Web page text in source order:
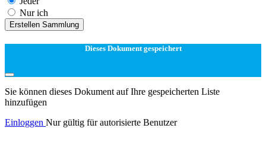
Nur ich
Erstellen Sammlung
Dieses Dokument gespeichert
Sie können dieses Dokument auf Ihre gespeicherten Liste
hinzufügen
Einloggen Nur gültig für autorisierte Benutzer